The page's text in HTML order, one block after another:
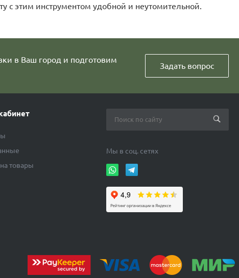
с этим инструментом удобной и неутомительной.
в Ваш город и подготовим
Задать вопрос
товары
Мы в соц. сетях